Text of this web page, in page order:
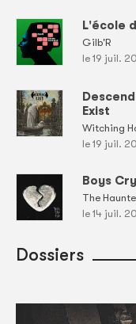
L'école
Gilb'R
le 19 juil.
Exist
Witching
le 19 juil.
Boys
The
le 14 juil.
Dossiers